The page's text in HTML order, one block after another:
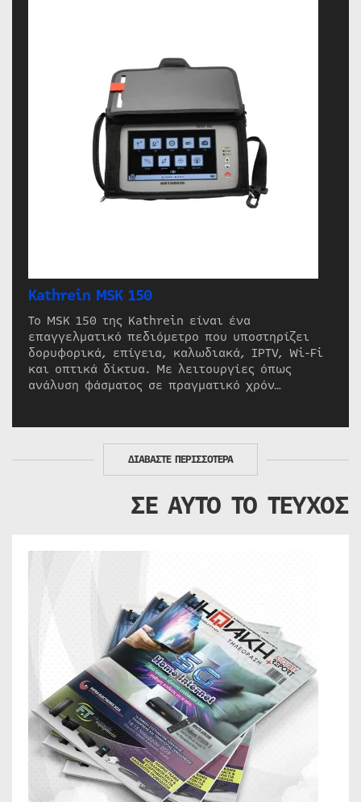
Kathrein MSK 150
Το MSK 150 της Kathrein είναι ένα
επαγγελματικό πεδιόμετρο που υποστηρίζει
δορυφορικά, επίγεια, καλωδιακά, IPTV, Wi-Fi
και οπτικά δίκτυα. Με λειτουργίες όπως
ανάλυση φάσματος σε πραγματικό χρόν…
ΔΙΑΒΑΣΤΕ ΠΕΡΙΣΣΟΤΕΡΑ
ΣΕ ΑΥΤΟ ΤΟ ΤΕΥΧΟΣ